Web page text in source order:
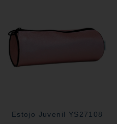
Estojo Juvenil YS27108